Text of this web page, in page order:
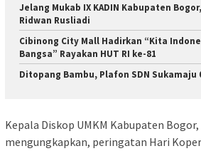
Jelang Mukab IX KADIN Kabupaten
Ridwan Rusliadi
Cibinong City Mall Hadirkan “Kita
Bangsa” Rayakan HUT RI ke-81
Ditopang Bambu, Plafon SDN Sukamaju
Kepala Diskop UMKM Kabupaten
mengungkapkan, peringatan Hari